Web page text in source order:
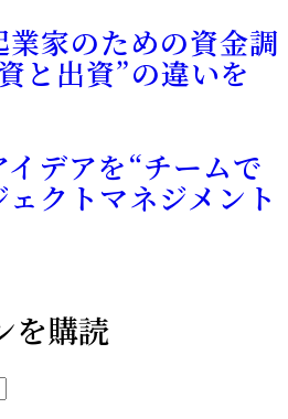
業家のための資金調
と出資”の違いを
イデアを“チームで
クトマネジメント
を購読